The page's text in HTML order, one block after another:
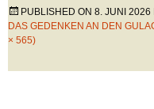
PUBLISHED ON 8. JUNI 2026
DAS GEDENKEN AN DEN
× 565)